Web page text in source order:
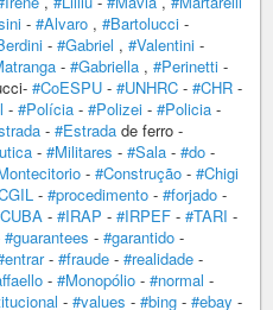
- #Alvaro , #Bartolucci -
- #Gabriel , #Valentini -
- #Gabriella , #Perinetti -
#CoESPU - #UNHRC - #CHR -
- #Polícia - #Polizei - #Policia -
- #Estrada de ferro -
- #Militares - #Sala - #do -
- #Construção - #Chigi
- #procedimento - #forjado -
- #IRAP - #IRPEF - #TARI -
#guarantees - #garantido -
- #fraude - #realidade -
- #Monopólio - #normal -
- #values - #bing - #ebay -